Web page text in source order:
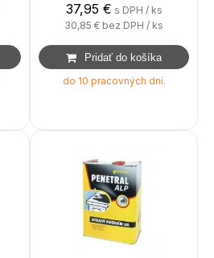
37,95 € s DPH / ks
30,85 € bez DPH / ks
do 10 pracovných dní.